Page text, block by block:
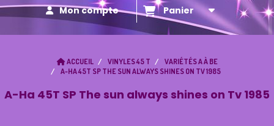
Mon compte Panier
ACCUEIL VINYLES 45 T
VARIÉTÉS A À BE
A-HA 45T SP THE SUN ALWAYS SHINES ON TV 1985
A-Ha 45T SP The sun always shines on Tv 1985